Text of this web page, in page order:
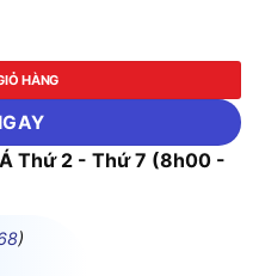
số lượng
HÀNG
Thứ 2 - Thứ 7 (8h00 -
)